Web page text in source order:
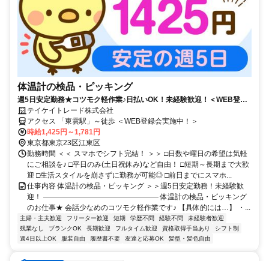
体温計の検品・ピッキング
週5日安定勤務★コツモク軽作業♪日払いOK！未経験歓迎！＜WEB登録
会実施中＞
テイケイトレード株式会社
アクセス 「東雲駅」～徒歩 ＜WEB登録会実施中！＞
時給1,425円～1,781円
東京都東京23区江東区
勤務時間 ＜＜ スマホでシフト完結！ ＞＞ □日数や曜日の希望は気軽
にご相談を♪ □平日のみ(土日祝休み)など自由！ □短期～長期まで大歓
迎 □生活スタイルを崩さずに勤務が可能◎ □前日までにスマホ...
仕事内容 体温計の検品・ピッキング ＞＞週5日安定勤務！未経験歓
迎！ ―――――――――――――――― 体温計の検品・ピッキング
のお仕事★ 会話少なめのコツモク軽作業です♪ 【具体的には…】 ・...
主婦・主夫歓迎 フリーター歓迎 短期 学歴不問 経験不問
未経験者歓迎
残業なし
ブランクOK 長期歓迎 フルタイム歓迎 資格取得手当あり
シフト制
週4日以上OK
服装自由 履歴書不要 友達と応募OK 髪型・髪色自由